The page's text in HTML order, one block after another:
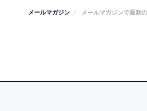
メールマガジン ／ メールマガジンで最新